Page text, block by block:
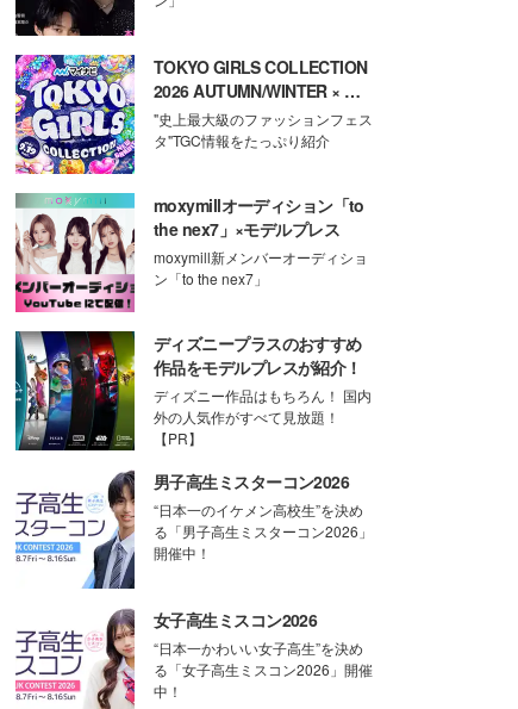
TOKYO GIRLS COLLECTION
2026 AUTUMN/WINTER × モ
デルプレス
"史上最大級のファッションフェス
タ"TGC情報をたっぷり紹介
moxymillオーディション「to
the nex7」×モデルプレス
moxymill新メンバーオーディショ
ン「to the nex7」
ディズニープラスのおすすめ
作品をモデルプレスが紹介！
ディズニー作品はもちろん！ 国内
外の人気作がすべて見放題！
【PR】
男子高生ミスターコン2026
“日本一のイケメン高校生”を決め
る「男子高生ミスターコン2026」
開催中！
女子高生ミスコン2026
“日本一かわいい女子高生”を決め
る「女子高生ミスコン2026」開催
中！